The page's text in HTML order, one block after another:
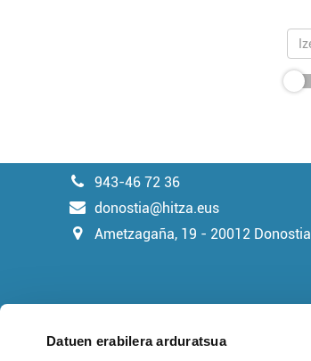
Datuen erabilera arduratsua
943-46 72 36
donostia@hitza.eus
Ametzagaña, 19 - 20012 Donostia